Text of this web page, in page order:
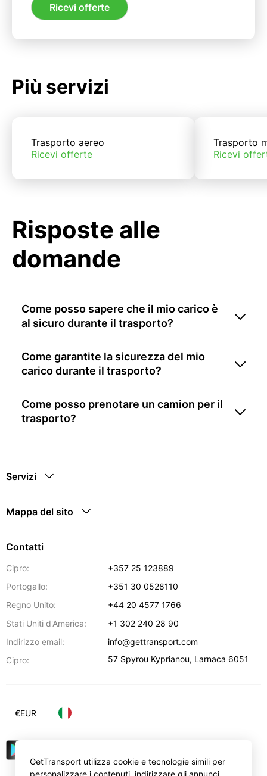
Ricevi offerte
Più servizi
Trasporto aereo
Ricevi offerte
Trasporto
Ricevi
Risposte alle
domande
Come posso sapere che il mio carico è
al sicuro durante il trasporto?
Come garantite la sicurezza del mio
carico durante il trasporto?
Come posso prenotare un camion per il
trasporto?
Servizi
Mappa del sito
Contatti
Cipro:
+357 25 123889
Portogallo:
+351 30 0528110
Regno Unito:
+44 20 4577 1766
Stati Uniti d'America:
+1 302 240 28 90
Indirizzo email:
info@gettransport.com
Cipro:
57 Spyrou Kyprianou, Larnaca 6051
€EUR
GetTransport utilizza cookie e tecnologie simili per
personalizzare i contenuti, indirizzare gli annunci